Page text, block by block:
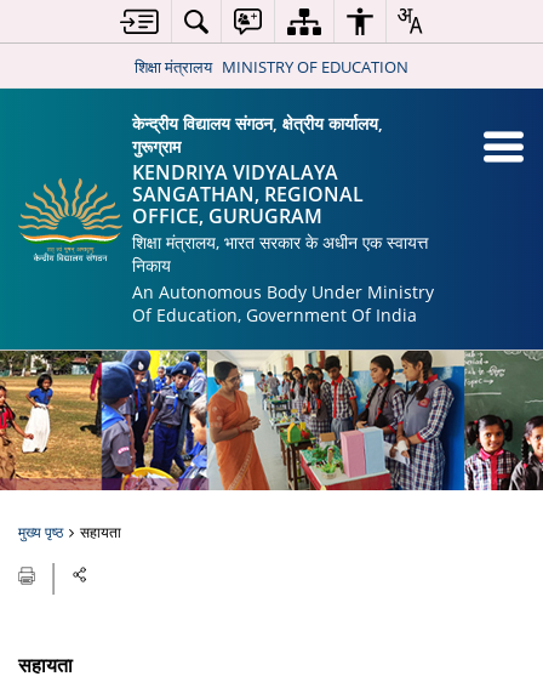
शिक्षा मंत्रालय MINISTRY OF EDUCATION
केन्द्रीय विद्यालय संगठन, क्षेत्रीय कार्यालय,
गुरूग्राम
KENDRIYA VIDYALAYA
SANGATHAN, REGIONAL
OFFICE, GURUGRAM
शिक्षा मंत्रालय, भारत सरकार के अधीन एक स्वायत्त
निकाय
An Autonomous Body Under Ministry
Of Education, Government Of India
मुख्य पृष्ठ सहायता
सहायता